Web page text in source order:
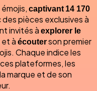
captivant14 170
pièces exclusives à
invités àexplorer le
et àécouterson premier
Chaque indice les
plateformes, les
marque et de son